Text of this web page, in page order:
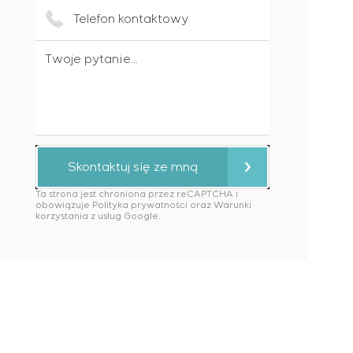
dotyczących niezawodności, jakości i
statycznymi i adaptacyjnymi
Telefon kontaktowy
Skontaktuj się ze mną
Ta strona jest chroniona przez reCAPTCHA i
obowiązuje Polityka prywatności oraz Warunki
korzystania z usług Google.